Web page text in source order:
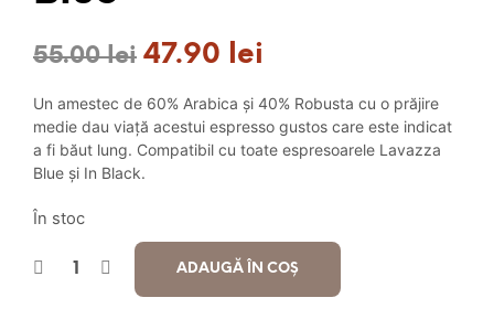
55.00lei Prețul
inițial
a
fost:
47.90 lei
curent
este:
47.90 lei.
Un amestec de 60% Arabica și 40% Robusta cu o prăjire
medie dau viață acestui espresso gustos care este indicat
a fi băut lung. Compatibil cu toate espresoarele Lavazza
Blue și In Black.
În stoc
ADAUGĂ ÎN COȘ